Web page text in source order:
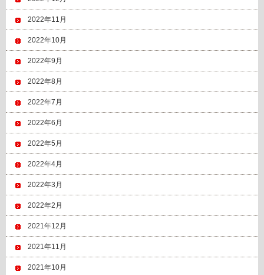
2022年11月
2022年10月
2022年9月
2022年8月
2022年7月
2022年6月
2022年5月
2022年4月
2022年3月
2022年2月
2021年12月
2021年11月
2021年10月